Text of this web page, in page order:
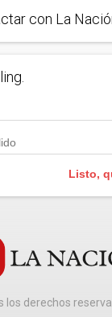
con La
Listo,
los derechos